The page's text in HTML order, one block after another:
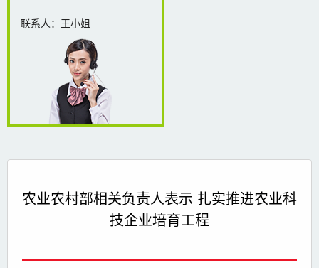
联系人：王小姐
农业农村部相关负责人表示 扎实推进农业科
技企业培育工程